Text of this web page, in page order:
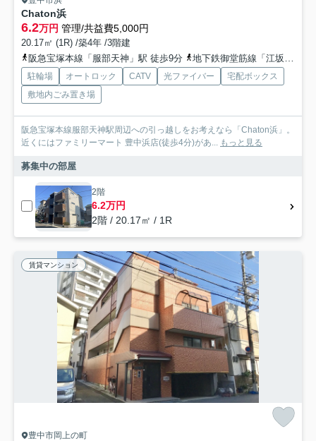
Chaton浜
6.2万円 管理/共益費5,000円
20.17㎡ (1R) /築4年 /3階建
阪急宝塚本線「服部天神」駅 徒歩9分
地下鉄御堂筋線「江坂」駅 徒歩26分
駐輪場 オートロック CATV 光ファイバー
宅配ボックス
敷地内ごみ置き場
阪急宝塚本線服部天神駅周辺への引っ越しをお考えなら「Chaton浜」。
近くにはファミリーマート 豊中浜店(徒歩4分)があ...
もっと見る
募集中の部屋
2階
6.2万円
2階 / 20.17㎡ / 1R
賃貸マンション
豊中市岡上の町